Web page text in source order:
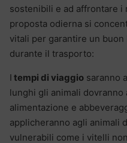
sostenibili e ad affrontare i
proposta odierna si
vitali per garantire un
durante il trasporto:
I tempi di viaggio saranno
lunghi gli animali
alimentazione e
applicheranno agli animali
vulnerabili come i vitelli